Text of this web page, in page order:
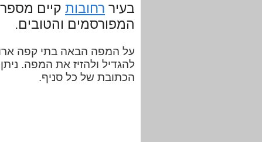
בעיר רחובות קיים
המפורסמים והטובים.
על המפה הבאה בתי קפה
להגדיל ולהזיז את המפה.
הכתובת של כל סניף.